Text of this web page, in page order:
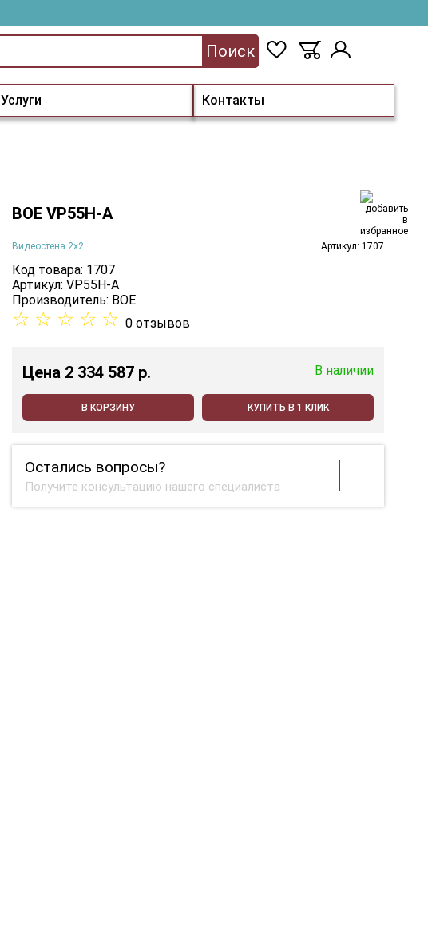
Услуги Контакты
Поиск
BOE VP55H-A
Видеостена 2x2 Артикул: 1707
Код товара: 1707
Артикул: VP55H-A
Производитель: BOE
☆ ☆ ☆ ☆ ☆ 0 отзывов
Цена 2 334 587 p. В наличии
В КОРЗИНУ КУПИТЬ В 1 КЛИК
Остались вопросы?
Получите консультацию нашего специалиста